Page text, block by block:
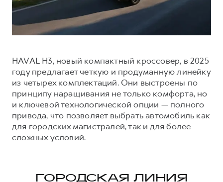
Тест-драйв
Трейд-ин
КРЕДИТ И СТРАХОВАНИЕ
Кредитный калькулятор
Страхование
Кредит
КОРПОРАТИВНЫМ КЛИЕНТАМ
Корпоративным клиентам
СЕРВИСНОЕ ОБСЛУЖИВАНИЕ
Нулевое ТО
Регламенты технического обслуживания
Электронный ПТС
GWM Безопасность
Гарантия HAVAL
Программа «HAVAL Защита+»
Наша команда
HAVAL H3, новый компактный кроссовер, в 2025
году предлагает четкую и продуманную линейку
из четырех комплектаций. Они выстроены по
принципу наращивания не только комфорта, но
и ключевой технологической опции — полного
привода, что позволяет выбрать автомобиль как
для городских магистралей, так и для более
сложных условий.
ГОРОДСКАЯ ЛИНИЯ